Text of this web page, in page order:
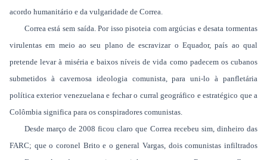
acordo humanitário e da vulgaridade de Correa.
Correa está sem saída. Por isso pisoteia com argúcias e desata tormentas
virulentas em meio ao seu plano de escravizar o Equador, país ao qual
pretende levar à miséria e baixos níveis de vida como padecem os cubanos
submetidos à cavernosa ideologia comunista, para uni-lo à panfletária
política exterior venezuelana e fechar o curral geográfico e estratégico que a
Colômbia significa para os conspiradores comunistas.
Desde março de 2008 ficou claro que Correa recebeu sim, dinheiro das
FARC; que o coronel Brito e o general Vargas, dois comunistas infiltrados